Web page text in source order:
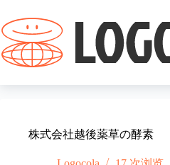
过
内
容
株式会社越後薬草の酵素